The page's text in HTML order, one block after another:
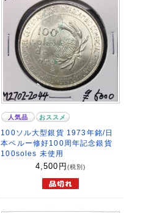
人気品 おススメ
100ソル大型銀貨 1973年銘/日
本ペルー修好100周年記念銀貨
100soles 未使用
4,500 円 (税別)